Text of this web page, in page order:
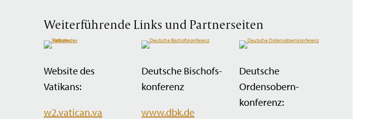
Weiterführende Links und Partnerseiten
Website des
Vatikans:
w2.vatican.va
Deutsche Bischofs­
konferenz
www.dbk.de
Deutsche
Ordensobern­
konferenz: